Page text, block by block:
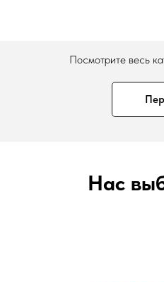
Посмотрите весь
Нас